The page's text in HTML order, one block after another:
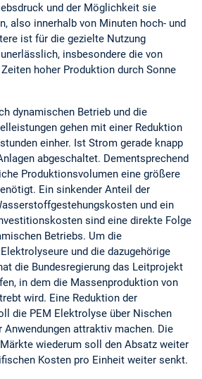
und der Möglichkeit sie
also innerhalb von Minuten hoch- und
ist für die gezielte Nutzung
insbesondere die von
hoher Produktion durch Sonne
dynamischen Betrieb und die
gehen mit einer Reduktion
einher. Ist Strom gerade knapp
abgeschaltet. Dementsprechend
Produktionsvolumen eine größere
Ein sinkender Anteil der
und ein
sind eine direkte Folge
Betriebs. Um die
und die dazugehörige
die Bundesregierung das Leitprojekt
in dem die Massenproduktion von
wird. Eine Reduktion der
die PEM Elektrolyse über Nischen
Anwendungen attraktiv machen. Die
wiederum soll den Absatz weiter
Kosten pro Einheit weiter senkt.